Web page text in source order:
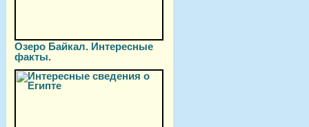
Озеро Байкал. Интересные
факты.